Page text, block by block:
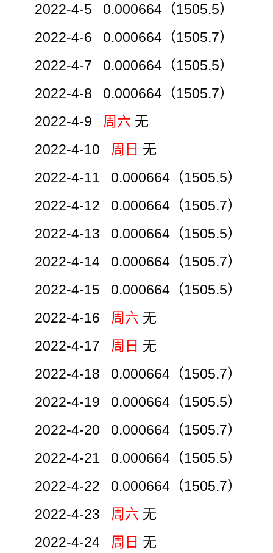
2022-4-5 0.000664（1505.5）
2022-4-6 0.000664（1505.7）
2022-4-7 0.000664（1505.5）
2022-4-8 0.000664（1505.7）
2022-4-9 周六 无
2022-4-10 周日 无
2022-4-11 0.000664（1505.5）
2022-4-12 0.000664（1505.7）
2022-4-13 0.000664（1505.5）
2022-4-14 0.000664（1505.7）
2022-4-15 0.000664（1505.5）
2022-4-16 周六 无
2022-4-17 周日 无
2022-4-18 0.000664（1505.7）
2022-4-19 0.000664（1505.5）
2022-4-20 0.000664（1505.7）
2022-4-21 0.000664（1505.5）
2022-4-22 0.000664（1505.7）
2022-4-23 周六 无
2022-4-24 周日 无